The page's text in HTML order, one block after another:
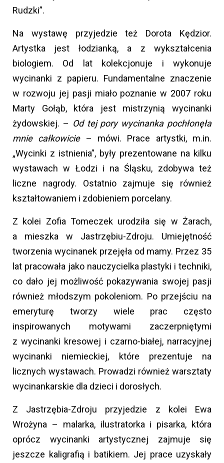
Rudzki”.
Na wystawę przyjedzie też Dorota Kędzior.
Artystka jest łodzianką, a z wykształcenia
biologiem. Od lat kolekcjonuje i wykonuje
wycinanki z papieru. Fundamentalne znaczenie
w rozwoju jej pasji miało poznanie w 2007 roku
Marty Gołąb, która jest mistrzynią wycinanki
żydowskiej. – Od tej pory wycinanka pochłonęła
mnie całkowicie – mówi. Prace artystki, m.in.
„Wycinki z istnienia”, były prezentowane na kilku
wystawach w Łodzi i na Śląsku, zdobywa też
liczne nagrody. Ostatnio zajmuje się również
kształtowaniem i zdobieniem porcelany.
Z kolei Zofia Tomeczek urodziła się w Żarach,
a mieszka w Jastrzębiu-Zdroju. Umiejętność
tworzenia wycinanek przejęła od mamy. Przez 35
lat pracowała jako nauczycielka plastyki i techniki,
co dało jej możliwość pokazywania swojej pasji
również młodszym pokoleniom. Po przejściu na
emeryturę tworzy wiele prac często
inspirowanych motywami zaczerpniętymi
z wycinanki kresowej i czarno-białej, narracyjnej
wycinanki niemieckiej, które prezentuje na
licznych wystawach. Prowadzi również warsztaty
wycinankarskie dla dzieci i dorosłych.
Z Jastrzębia-Zdroju przyjedzie z kolei Ewa
Wrożyna – malarka, ilustratorka i pisarka, która
oprócz wycinanki artystycznej zajmuje się
jeszcze kaligrafią i batikiem. Jej prace uzyskały